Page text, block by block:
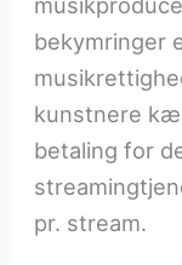
bekymringer
kunstnere
betaling for
pr. stream.